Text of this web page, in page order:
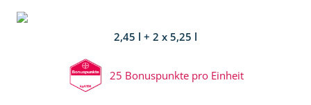
2,45 l + 2 x 5,25 l
25 Bonuspunkte pro Einheit